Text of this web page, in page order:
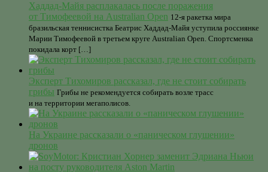
Хаддад-Майя расплакалась после поражения
от Тимофеевой на Australian Open 12-я ракетка мира
бразильская теннисистка Беатрис Хаддад-Майя уступила россиянке
Марии Тимофеевой в третьем круге Australian Open. Спортсменка
покидала корт […]
Эксперт Тихомиров рассказал, где не стоит собирать
грибы Грибы не рекомендуется собирать возле трасс
и на территории мегаполисов.
На Украине рассказали о «паническом глушении»
дронов